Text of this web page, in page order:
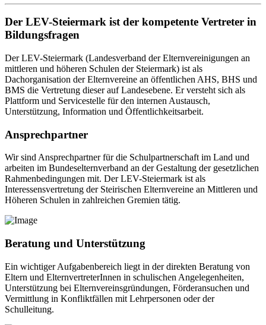
Der LEV-Steiermark ist der kompetente Vertreter in
Bildungsfragen
Der LEV-Steiermark (Landesverband der Elternvereinigungen an
mittleren und höheren Schulen der Steiermark) ist als
Dachorganisation der Elternvereine an öffentlichen AHS, BHS und
BMS die Vertretung dieser auf Landesebene. Er versteht sich als
Plattform und Servicestelle für den internen Austausch,
Unterstützung, Information und Öffentlichkeitsarbeit.
Ansprechpartner
Wir sind Ansprechpartner für die Schulpartnerschaft im Land und
arbeiten im Bundeselternverband an der Gestaltung der gesetzlichen
Rahmenbedingungen mit. Der LEV-Steiermark ist als
Interessensvertretung der Steirischen Elternvereine an Mittleren und
Höheren Schulen in zahlreichen Gremien tätig.
Beratung und Unterstützung
Ein wichtiger Aufgabenbereich liegt in der direkten Beratung von
Eltern und ElternvertreterInnen in schulischen Angelegenheiten,
Unterstützung bei Elternvereinsgründungen, Förderansuchen und
Vermittlung in Konfliktfällen mit Lehrpersonen oder der
Schulleitung.